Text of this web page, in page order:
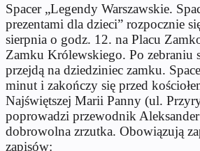
Spacer „Legendy Warszawskie.
prezentami dla dzieci” rozpocznie
sierpnia o godz. 12. na Placu
Zamku Królewskiego. Po zebraniu
przejdą na dziedziniec zamku.
minut i zakończy się przed
Najświętszej Marii Panny (ul.
poprowadzi przewodnik
dobrowolna zrzutka. Obowiązują
zapisów: